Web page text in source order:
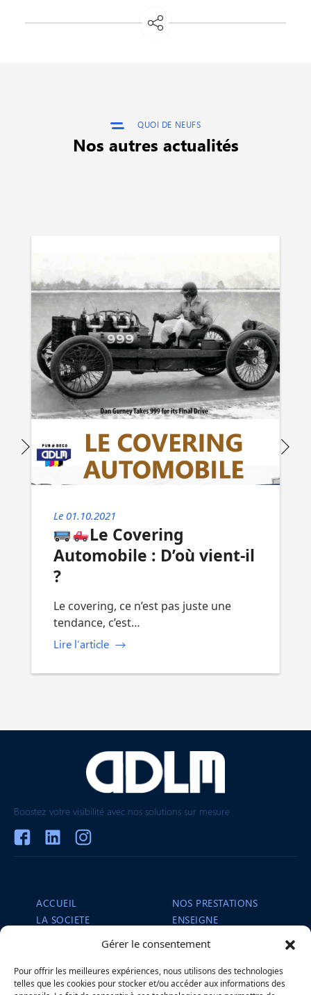
Gérer le consentement
Pour offrir les meilleures expériences, nous utilisons des technologies
telles que les cookies pour stocker et/ou accéder aux informations des
QUOI DE NEUFS
Nos autres actualités
Le 01.10.2021
Le Covering
Automobile : D’où vient-il
?
Le covering, ce n’est pas juste une
tendance, c’est…
Lire l’article
Boostez votre visibilité avec nos solutions sur mesure
ACCUEIL
LA SOCIETE
NOS RÉALISATIONS
CONTACT
NOS PRESTATIONS
ENSEIGNE
PERSONNALISATION
LOCAUX